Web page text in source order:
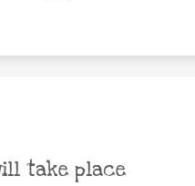
take place